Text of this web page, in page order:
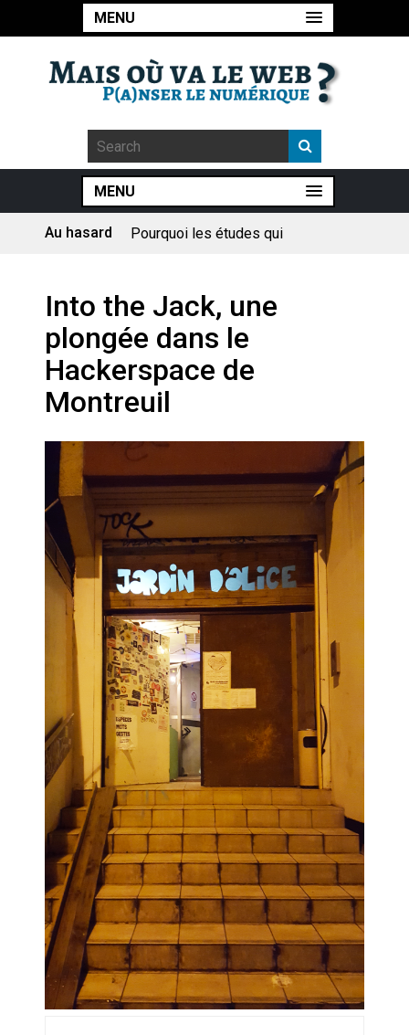
MENU
MENU
Au hasard
Pourquoi les études qui
Le consultant : une lecture
sociologique
Artemis II : objectif nul
Commentaire sur la polémique
des perroquets
Les syndicats, (tout) contre l’IA
En Seine-et-Marne, le projet de
Campus IA doit sortir des
champs : « On impose et copie
le gigantisme états-unien »
Addendum sur les machines à
laver, et l’intelligence artificielle
La vaste blague du macronisme
crypto-spatial
Technostress et IA générative :
le remplacement n’est pas le
cœur du problème
Into the Jack, une
plongée dans le
Hackerspace de
Montreuil